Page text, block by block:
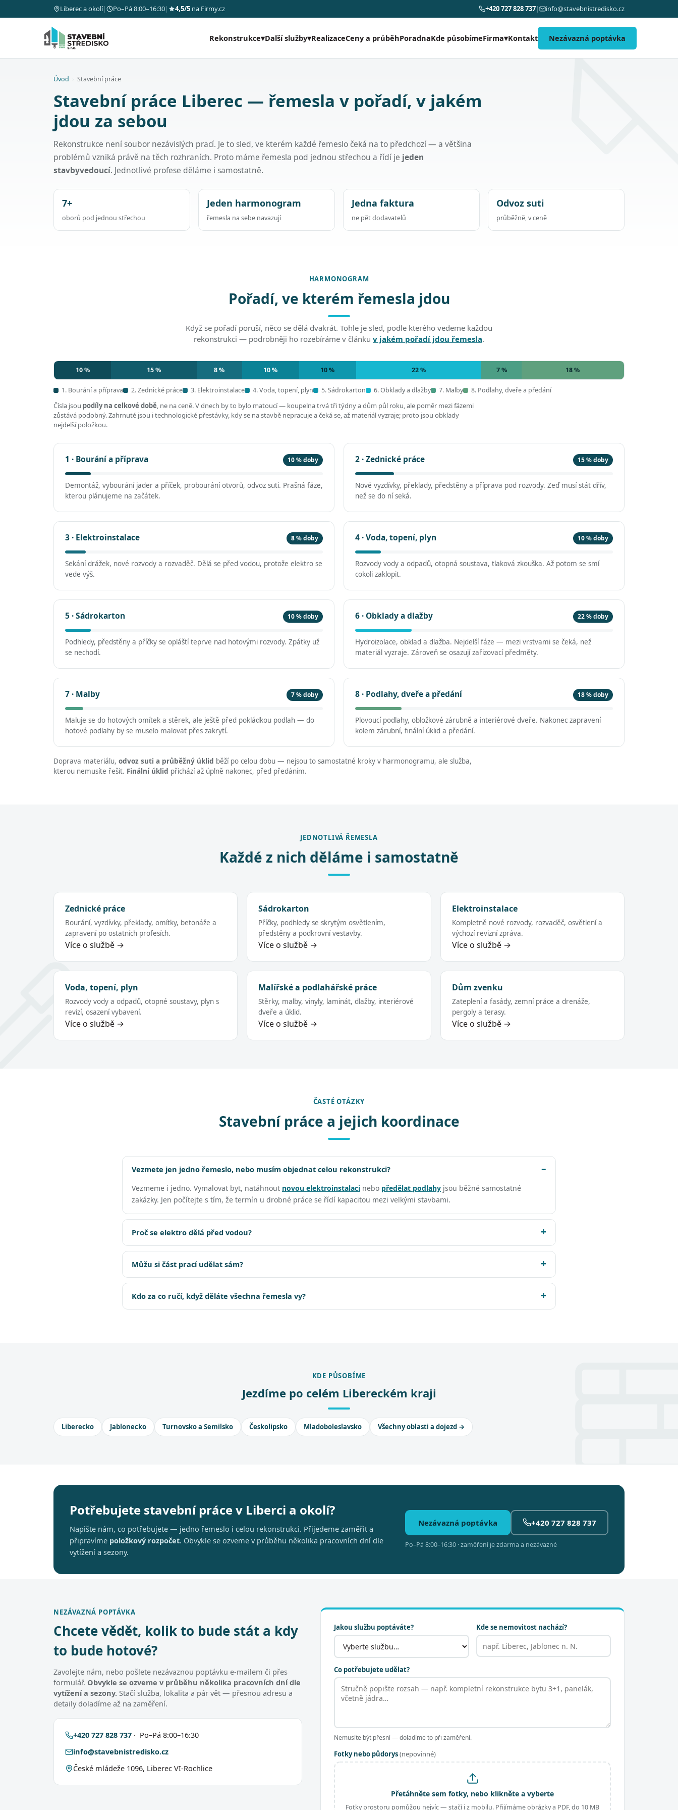
Liberec a okolí| Po–Pá 8:00–16:30| 4,5/5 na Firmy.cz +420 727 828 737| info@stavebnistredisko.cz
Rekonstrukce▾Další služby▾RealizaceCeny a průběhPoradnaKde působímeFirma▾Kontakt Nezávazná poptávka
Úvod Stavební práce
Stavební práce Liberec — řemesla v pořadí, v jakém
jdou za sebou
Rekonstrukce není soubor nezávislých prací. Je to sled, ve kterém každé řemeslo čeká na to předchozí — a většina
problémů vzniká právě na těch rozhraních. Proto máme řemesla pod jednou střechou a řídí je jeden
stavbyvedoucí. Jednotlivé profese děláme i samostatně.
7+
oborů pod jednou střechou
Jeden harmonogram
řemesla na sebe navazují
Jedna faktura
ne pět dodavatelů
Odvoz suti
průběžně, v ceně
HARMONOGRAM
Pořadí, ve kterém řemesla jdou
Když se pořadí poruší, něco se dělá dvakrát. Tohle je sled, podle kterého vedeme každou
rekonstrukci — podrobněji ho rozebíráme v článku v jakém pořadí jdou řemesla.
10 % 15 % 8 % 10 % 10 % 22 % 7 % 18 %
1. Bourání a příprava 2. Zednické práce 3. Elektroinstalace 4. Voda, topení, plyn 5. Sádrokarton 6. Obklady a dlažby 7. Malby 8. Podlahy, dveře a předání
Čísla jsou podíly na celkové době, ne na ceně. V dnech by to bylo matoucí — koupelna trvá tři týdny a dům půl roku, ale poměr mezi fázemi
zůstává podobný. Zahrnuté jsou i technologické přestávky, kdy se na stavbě nepracuje a čeká se, až materiál vyzraje; proto jsou obklady
nejdelší položkou.
1 · Bourání a příprava 10 % doby
Demontáž, vybourání jader a příček, probourání otvorů, odvoz suti. Prašná fáze,
kterou plánujeme na začátek.
2 · Zednické práce 15 % doby
Nové vyzdívky, překlady, předstěny a příprava pod rozvody. Zeď musí stát dřív,
než se do ní seká.
3 · Elektroinstalace 8 % doby
Sekání drážek, nové rozvody a rozvaděč. Dělá se před vodou, protože elektro se
vede výš.
4 · Voda, topení, plyn 10 % doby
Rozvody vody a odpadů, otopná soustava, tlaková zkouška. Až potom se smí
cokoli zaklopit.
5 · Sádrokarton 10 % doby
Podhledy, předstěny a příčky se opláští teprve nad hotovými rozvody. Zpátky už
se nechodí.
6 · Obklady a dlažby 22 % doby
Hydroizolace, obklad a dlažba. Nejdelší fáze — mezi vrstvami se čeká, než
materiál vyzraje. Zároveň se osazují zařizovací předměty.
7 · Malby 7 % doby
Maluje se do hotových omítek a stěrek, ale ještě před pokládkou podlah — do
hotové podlahy by se muselo malovat přes zakrytí.
8 · Podlahy, dveře a předání 18 % doby
Plovoucí podlahy, obložkové zárubně a interiérové dveře. Nakonec zapravení
kolem zárubní, finální úklid a předání.
Doprava materiálu, odvoz suti a průběžný úklid běží po celou dobu — nejsou to samostatné kroky v harmonogramu, ale služba,
kterou nemusíte řešit. Finální úklid přichází až úplně nakonec, před předáním.
JEDNOTLIVÁ ŘEMESLA
Každé z nich děláme i samostatně
Zednické práce
Bourání, vyzdívky, překlady, omítky, betonáže a
zapravení po ostatních profesích.
Více o službě →
Sádrokarton
Příčky, podhledy se skrytým osvětlením,
předstěny a podkrovní vestavby.
Více o službě →
Elektroinstalace
Kompletně nové rozvody, rozvaděč, osvětlení a
výchozí revizní zpráva.
Více o službě →
Voda, topení, plyn
Rozvody vody a odpadů, otopné soustavy, plyn s
revizí, osazení vybavení.
Více o službě →
Malířské a podlahářské práce
Stěrky, malby, vinyly, laminát, dlažby, interiérové
dveře a úklid.
Více o službě →
Dům zvenku
Zateplení a fasády, zemní práce a drenáže,
pergoly a terasy.
Více o službě →
ČASTÉ OTÁZKY
Stavební práce a jejich koordinace
Vezmete jen jedno řemeslo, nebo musím objednat celou rekonstrukci?
Vezmeme i jedno. Vymalovat byt, natáhnout novou elektroinstalaci nebo předělat podlahy jsou běžné samostatné
zakázky. Jen počítejte s tím, že termín u drobné práce se řídí kapacitou mezi velkými stavbami.
Proč se elektro dělá před vodou?
Můžu si část prací udělat sám?
Kdo za co ručí, když děláte všechna řemesla vy?
KDE PŮSOBÍME
Jezdíme po celém Libereckém kraji
Liberecko Jablonecko Turnovsko a Semilsko Českolipsko Mladoboleslavsko Všechny oblasti a dojezd →
Potřebujete stavební práce v Liberci a okolí?
Napište nám, co potřebujete — jedno řemeslo i celou rekonstrukci. Přijedeme zaměřit a
připravíme položkový rozpočet. Obvykle se ozveme v průběhu několika pracovních dní dle
vytížení a sezony.
Nezávazná poptávka +420 727 828 737
Po–Pá 8:00–16:30 · zaměření je zdarma a nezávazné
NEZÁVAZNÁ POPTÁVKA
Chcete vědět, kolik to bude stát a kdy
to bude hotové?
Zavolejte nám, nebo pošlete nezávaznou poptávku e-mailem či přes
formulář. Obvykle se ozveme v průběhu několika pracovních dní dle
vytížení a sezony. Stačí služba, lokalita a pár vět — přesnou adresu a
detaily doladíme až na zaměření.
+420 727 828 737 · Po–Pá 8:00–16:30
info@stavebnistredisko.cz
České mládeže 1096, Liberec VI-Rochlice
Jakou službu poptáváte? Kde se nemovitost nachází?
Co potřebujete udělat?
Nemusíte být přesní — doladíme to při zaměření.
Fotky nebo půdorys(nepovinné)
Přetáhněte sem fotky, nebo klikněte a vyberte
Fotky prostoru pomůžou nejvíc — stačí i z mobilu. Přijímáme obrázky a PDF, do 10 MB